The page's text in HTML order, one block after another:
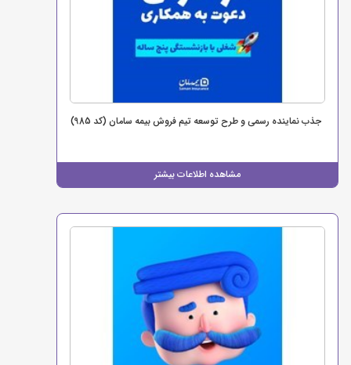
جذب نماینده رسمی و طرح توسعه تیم فروش بیمه سامان (کد 985)
مشاهده اطلاعات بیشتر